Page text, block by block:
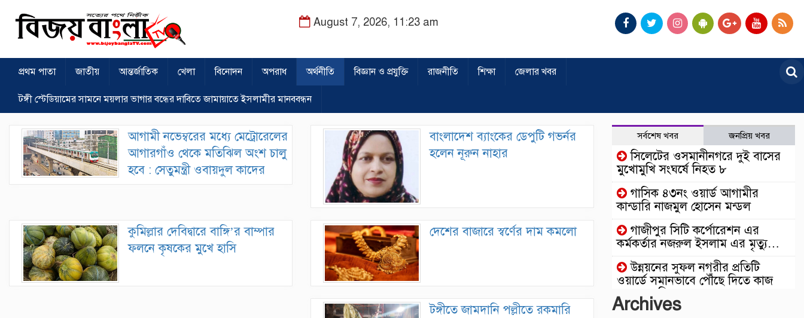
August 7, 2026, 11:23 am
প্রথম পাতা জাতীয় আন্তর্জাতিক খেলা বিনোদন অপরাধ অর্থনীতি বিজ্ঞান ও প্রযুক্তি রাজনীতি শিক্ষা জেলার খবর
টঙ্গী স্টেডিয়ামের সামনে ময়লার ভাগার বন্ধের দাবিতে জামায়াতে ইসলামীর মানববন্ধন
আগামী নভেম্বরের মধ্যে মেট্রোরেলের
আগারগাঁও থেকে মতিঝিল অংশ চালু
হবে : সেতুমন্ত্রী ওবায়দুল কাদের
বাংলাদেশ ব্যাংকের ডেপুটি গভর্নর
হলেন নূরুন নাহার
কুমিল্লার দেবিদ্বারে বাঙ্গি’র বাম্পার
ফলনে কৃষকের মুখে হাসি
দেশের বাজারে স্বর্ণের দাম কমলো
টঙ্গীতে জামদানি পল্লীতে রকমারি
সর্বশেষ খবর জনপ্রিয় খবর
সিলেটের ওসমানীনগরে দুই বাসের
মুখোমুখি সংঘর্ষে নিহত ৮
গাসিক ৪৩নং ওয়ার্ড আগামীর
কান্ডারি নাজমুল হোসেন মন্ডল
গাজীপুর সিটি কর্পোরেশন এর
কর্মকর্তার নজরুল ইসলাম এর মৃত্যু…
উন্নয়নের সুফল নগরীর প্রতিটি
ওয়ার্ডে সমানভাবে পৌঁছে দিতে কাজ
করছে : চসিক মেয়র ডা. শাহাদাত
Archives